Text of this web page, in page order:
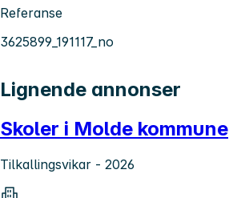
Referanse
3625899_191117_no
Lignende annonser
Skoler i Molde kommune
Tilkallingsvikar - 2026